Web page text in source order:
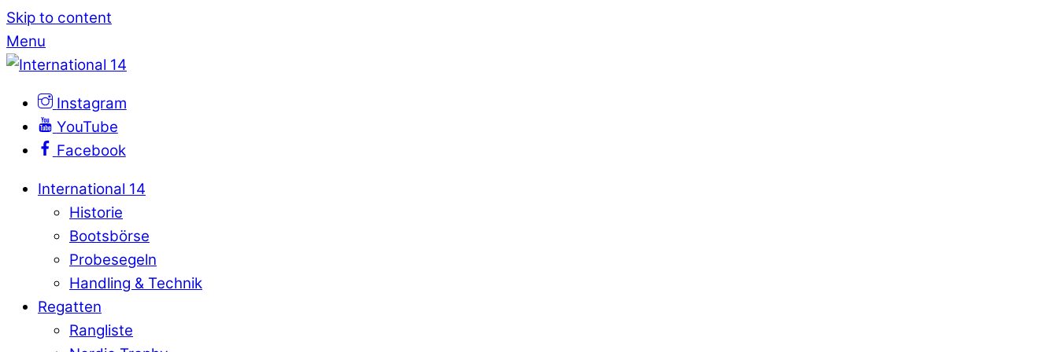
Skip to content
Menu
Instagram
YouTube
Facebook
International 14
Historie
Bootsbörse
Probesegeln
Handling & Technik
Regatten
Rangliste